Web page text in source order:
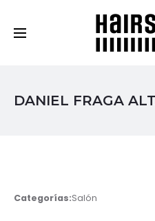
DANIEL FRAGA
Categorías:Salón